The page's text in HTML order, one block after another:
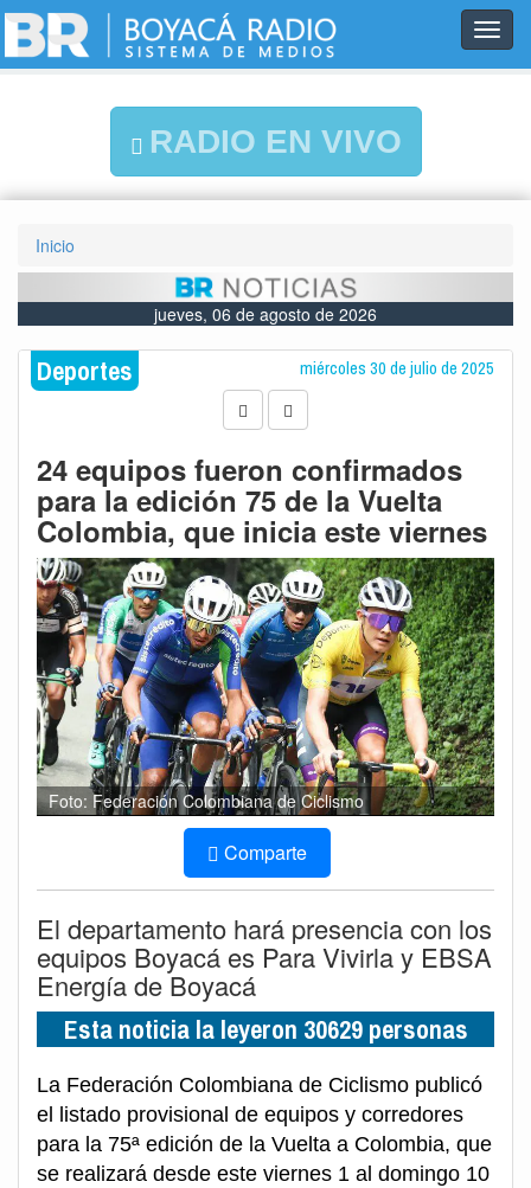
RADIO EN VIVO
Inicio
jueves, 06 de agosto de 2026
Deportes miércoles 30 de julio de 2025
24 equipos fueron confirmados
para la edición 75 de la Vuelta
Colombia, que inicia este viernes
Foto: Federación Colombiana de Ciclismo
Comparte
El departamento hará presencia con los
equipos Boyacá es Para Vivirla y EBSA
Energía de Boyacá
Esta noticia la leyeron 30629 personas
La Federación Colombiana de Ciclismo publicó
el listado provisional de equipos y corredores
para la 75ª edición de la Vuelta a Colombia, que
se realizará desde este viernes 1 al domingo 10